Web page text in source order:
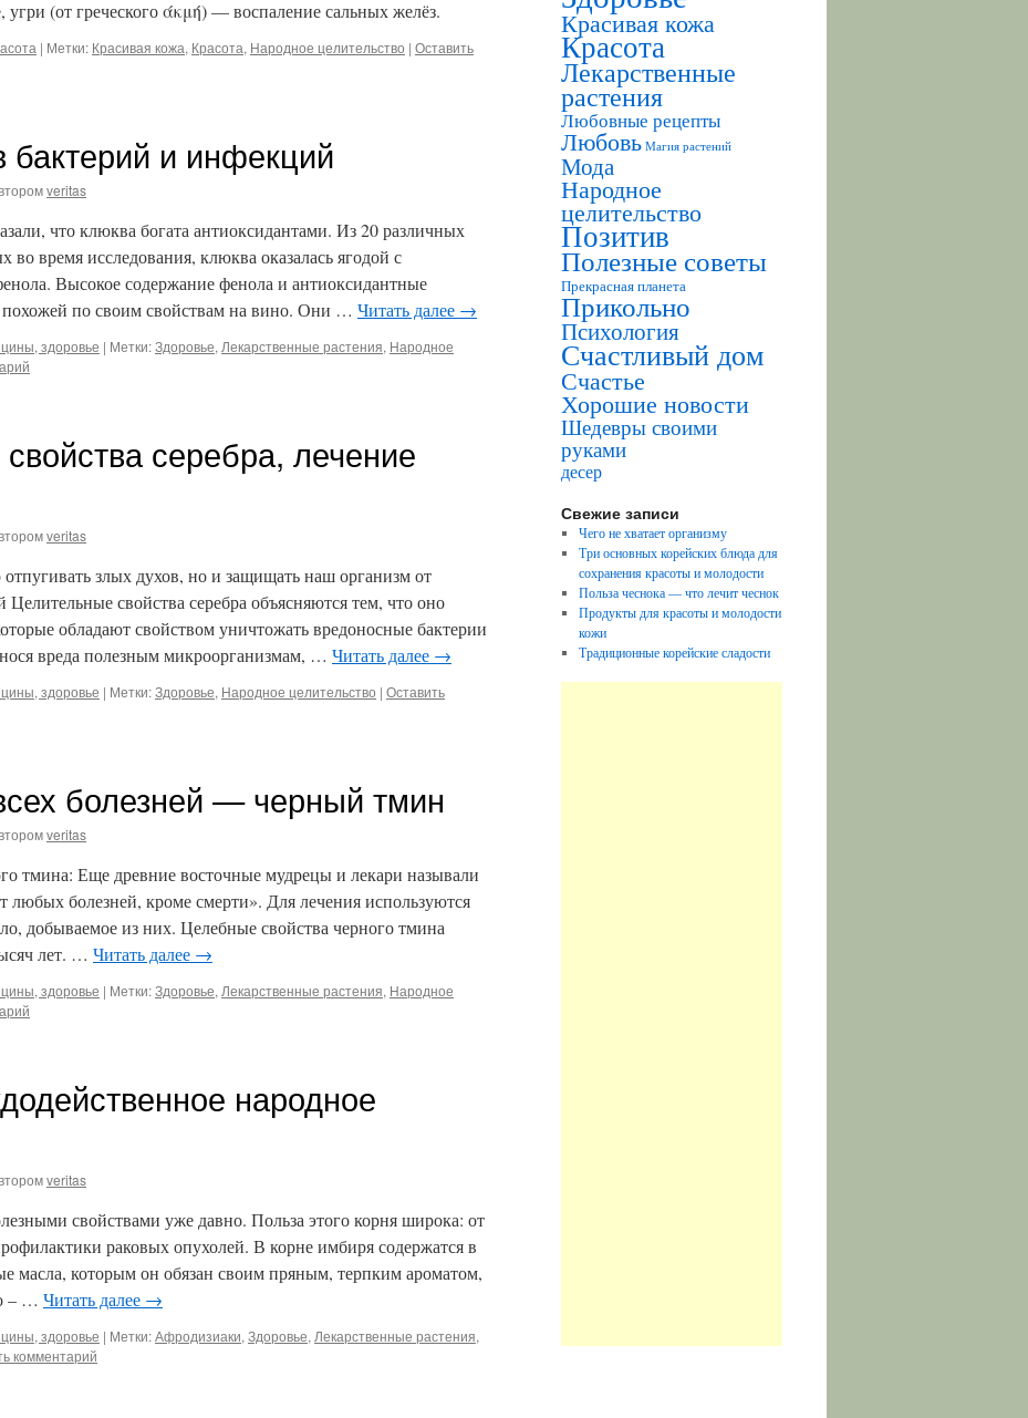
угри (от греческого άκμή) — воспаление сальных желёз.
| Метки: Красивая кожа, Красота, Народное целительство | Оставить
бактерий и инфекций
veritas
что клюква богата антиоксидантами. Из 20 различных
во время исследования, клюква оказалась ягодой с
Высокое содержание фенола и антиоксидантные
по своим свойствам на вино. Они … Читать далее →
здоровье | Метки:Здоровье, Лекарственные растения, Народное
серебра, лечение
veritas
злых духов, но и защищать наш организм от
свойства серебра объясняются тем, что оно
обладают свойством уничтожать вредоносные бактерии
вреда полезным микроорганизмам, … Читать далее →
здоровье | Метки:Здоровье, Народное целительство | Оставить
болезней — черный тмин
veritas
тмина: Еще древние восточные мудрецы и лекари называли
любых болезней, кроме смерти». Для лечения используются
добываемое из них. Целебные свойства черного тмина
лет. … Читать далее →
здоровье | Метки:Здоровье, Лекарственные растения, Народное
народное
veritas
свойствами уже давно. Польза этого корня широка: от
раковых опухолей. В корне имбиря содержатся в
масла, которым он обязан своим пряным, терпким ароматом,
– … Читать далее →
здоровье | Метки:Афродизиаки, Здоровье, Лекарственные растения,
комментарий
Красивая кожа
Красота
Лекарственные
растения
Любовные рецепты
Любовь Магия растений
Мода
Народное
целительство
Позитив
Полезные советы
Прекрасная планета
Прикольно
Психология
Счастливый дом
Счастье
Хорошие новости
Шедевры своими
руками
десер
Свежие записи
Чего не хватает организму
Три основных корейских блюда для
сохранения красоты и молодости
Польза чеснока — что лечит чеснок
Продукты для красоты и молодости
кожи
Традиционные корейские сладости